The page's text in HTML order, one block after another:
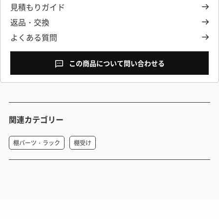
見積もりガイド
返品・交換
よくある質問
この商品について問い合わせる
関連カテゴリー
棚パーツ・ラック 棚受け